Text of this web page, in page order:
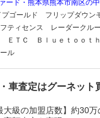
ード・熊本県熊本市南区の
ゴールド フリップダウン
ティセンス レーダークル
ＥＴＣ Ｂｌｕｅｔｏｏｔ
ル
車査定はグーネッ
大級の加盟店数】約30